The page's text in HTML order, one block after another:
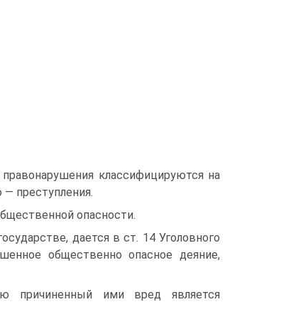
классифицируются на
преступления.
опасности.
дается в ст. 14 Уголовного
общественно опасное деяние,
причиненный ими вред является